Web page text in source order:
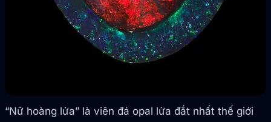
“Nữ hoàng lửa” là viên đá opal lửa đắt nhất thế giới